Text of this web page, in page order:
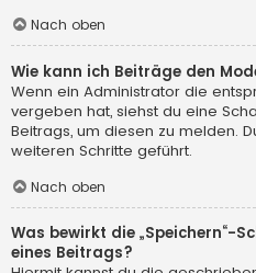
Nach oben
Wie kann ich Beiträge den
Wenn ein Administrator die
vergeben hat, siehst du eine
Beitrags, um diesen zu melden.
weiteren Schritte geführt.
Nach oben
Was bewirkt die „Speichern“-
eines Beitrags?